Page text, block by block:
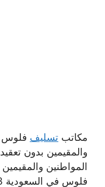
مكاتب تسليف
والمقيمين بدون
المواطنين